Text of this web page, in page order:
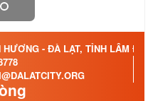
- ĐÀ LẠT, TỈNH LÂM